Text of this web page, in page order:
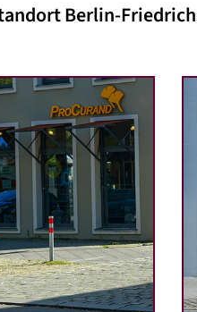
Berlin-